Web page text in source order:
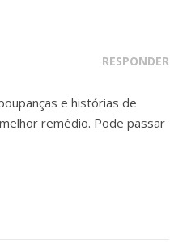
RESPONDER
e histórias de
remédio. Pode passar